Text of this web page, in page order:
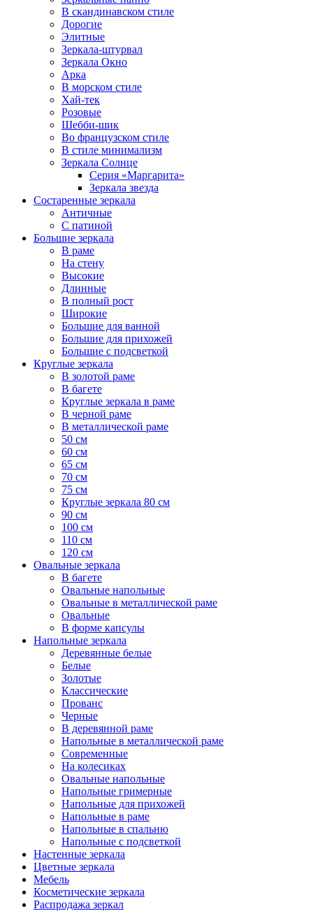
В скандинавском стиле
Дорогие
Элитные
Зеркала-штурвал
Зеркала Окно
Арка
В морском стиле
Хай-тек
Розовые
Шебби-шик
Во французском стиле
В стиле минимализм
Зеркала Солнце
Серия «Маргарита»
Зеркала звезда
Состаренные зеркала
Античные
С патиной
Большие зеркала
В раме
На стену
Высокие
Длинные
В полный рост
Широкие
Большие для ванной
Большие для прихожей
Большие с подсветкой
Круглые зеркала
В золотой раме
В багете
Круглые зеркала в раме
В черной раме
В металлической раме
50 см
60 см
65 см
70 см
75 см
Круглые зеркала 80 см
90 см
100 см
110 см
120 см
Овальные зеркала
В багете
Овальные напольные
Овальные в металлической раме
Овальные
В форме капсулы
Напольные зеркала
Деревянные белые
Белые
Золотые
Классические
Прованс
Черные
В деревянной раме
Напольные в металлической раме
Современные
На колесиках
Овальные напольные
Напольные гримерные
Напольные для прихожей
Напольные в раме
Напольные в спальню
Напольные с подсветкой
Настенные зеркала
Цветные зеркала
Мебель
Косметические зеркала
Распродажа зеркал